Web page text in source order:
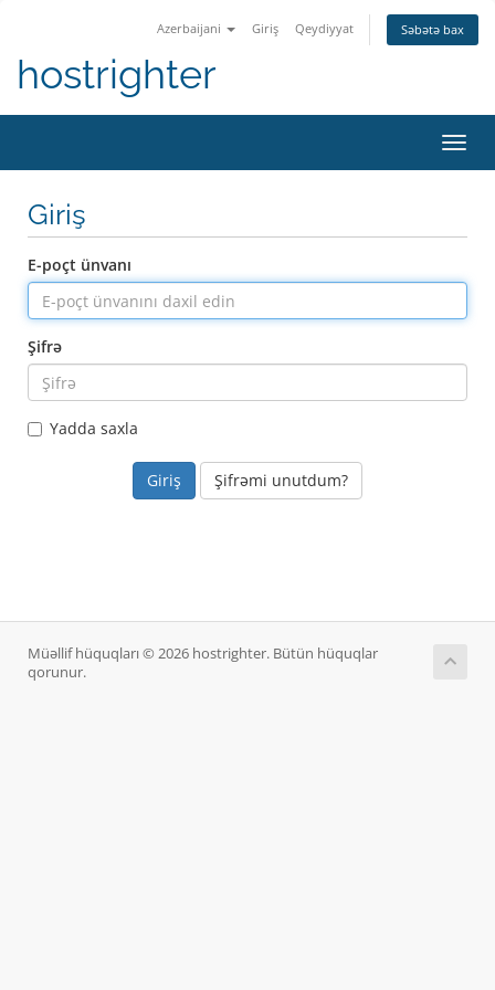
Azerbaijani Giriş Qeydiyyat Səbətə bax
hostrighter
keçid
Giriş
E-poçt ünvanı
Şifrə
Yadda saxla
Şifrəmi unutdum?
Müəllif hüquqları © 2026 hostrighter. Bütün hüquqlar
qorunur.